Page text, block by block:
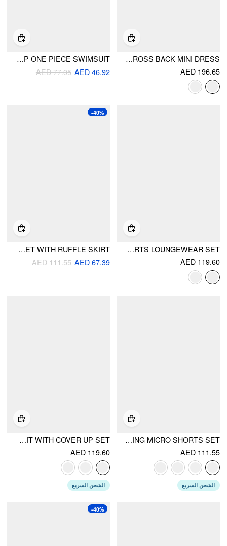
GINGHAM FRUIT PRINT KNOTTED CRISSCROSS BACK MINI DRESS
AED 196.65
FLORAL SWEETHEART NECK RUFFLED STRAP ONE PIECE SWIMSUIT
AED 46.92
AED 77.05
SATIN SWEETHEART RUCHED BRALETTE & HIGH RISE WIDE LEG SHORTS LOUNGEWEAR SET
AED 119.60
-40%
STRIPED DOG GRAPHIC SCOOP NECK 3 PIECE BIKINI SET WITH RUFFLE SKIRT
AED 67.39
AED 111.55
POLKA DOT DRAWSTRING CROP CAMI TOP & LOW RISE DRAWSTRING MICRO SHORTS SET
AED 111.55
الشحن السريع
HALTER NECKLINE BIKINI SWIMSUIT WITH COVER UP SET
AED 119.60
الشحن السريع
-40%